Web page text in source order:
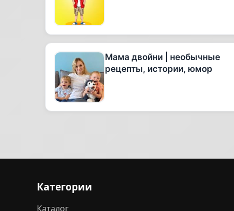
Мама двойни | необычные
рецепты, истории, юмор
Категории
Каталог